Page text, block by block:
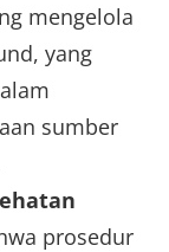
mengelola
yang
sumber
prosedur